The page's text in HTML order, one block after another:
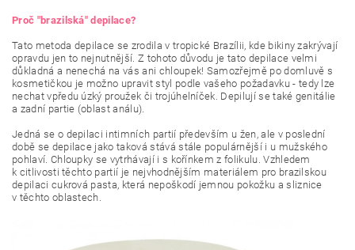
Proč "brazilská" depilace?
Tato metoda depilace se zrodila v tropické Brazílii, kde bikiny zakrývají
opravdu jen to nejnutnější. Z tohoto důvodu je tato depilace velmi
důkladná a nenechá na vás ani chloupek! Samozřejmě po domluvě s
kosmetičkou je možno upravit styl podle vašeho požadavku - tedy lze
nechat vpředu úzký proužek či trojúhelníček. Depilují se také genitálie
a zadní partie (oblast análu).
Jedná se o depilaci intimních partií především u žen, ale v poslední
době se depilace jako taková stává stále populárnější i u mužského
pohlaví. Chloupky se vytrhávají i s kořínkem z folikulu. Vzhledem
k citlivosti těchto partií je nejvhodnějším materiálem pro brazilskou
depilaci cukrová pasta, která nepoškodí jemnou pokožku a sliznice
v těchto oblastech.